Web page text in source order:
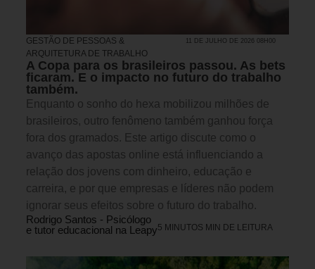
GESTÃO DE PESSOAS &
ARQUITETURA DE TRABALHO
11 DE JULHO DE 2026 08H00
A Copa para os brasileiros passou. As bets
ficaram. E o impacto no futuro do trabalho
também.
Enquanto o sonho do hexa mobilizou milhões de
brasileiros, outro fenômeno também ganhou força
fora dos gramados. Este artigo discute como o
avanço das apostas online está influenciando a
relação dos jovens com dinheiro, educação e
carreira, e por que empresas e líderes não podem
ignorar seus efeitos sobre o futuro do trabalho.
Rodrigo Santos - Psicólogo
e tutor educacional na Leapy5 MINUTOS MIN DE LEITURA